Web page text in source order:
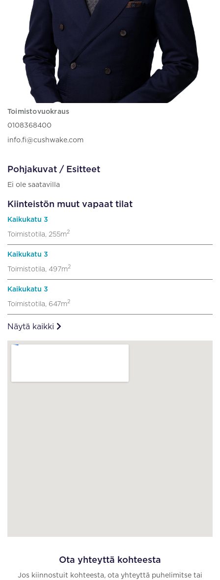
Toimistovuokraus
0108368400
info.fi@cushwake.com
Pohjakuvat / Esitteet
Ei ole saatavilla
Kiinteistön muut vapaat tilat
Kaikukatu 3
Toimistotila, 255m2
Kaikukatu 3
Toimistotila, 497m2
Kaikukatu 3
Toimistotila, 647m2
Näytä kaikki
Ota yhteyttä kohteesta
Jos kiinnostuit kohteesta, ota yhteyttä puhelimitse tai